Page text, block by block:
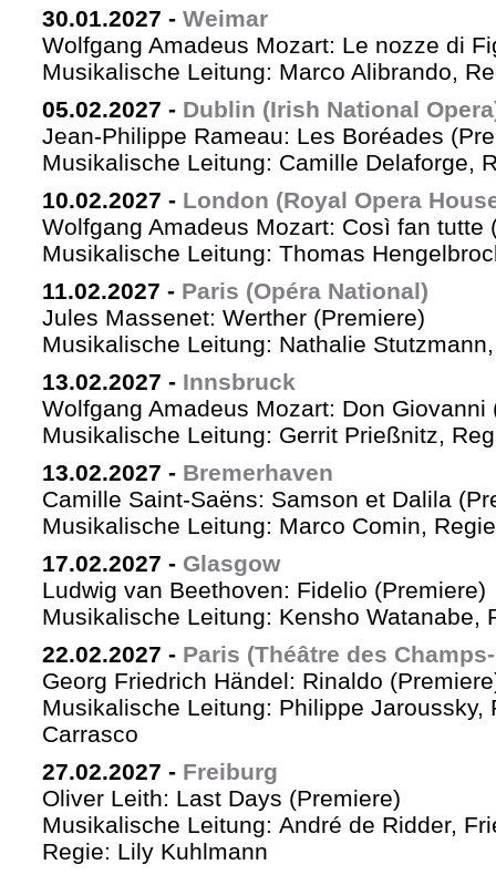
30.01.2027 - Weimar
Wolfgang Amadeus Mozart: Le nozze di
Musikalische Leitung: Marco Alibrando,
05.02.2027 - Dublin (Irish National
Jean-Philippe Rameau: Les Boréades
Musikalische Leitung: Camille Delaforge,
10.02.2027 - London (Royal Opera
Wolfgang Amadeus Mozart: Così fan tutte
Musikalische Leitung: Thomas
11.02.2027 - Paris (Opéra National)
Jules Massenet: Werther (Premiere)
Musikalische Leitung: Nathalie
13.02.2027 - Innsbruck
Wolfgang Amadeus Mozart: Don Giovanni
Musikalische Leitung: Gerrit Prießnitz,
13.02.2027 - Bremerhaven
Camille Saint-Saëns: Samson et Dalila
Musikalische Leitung: Marco Comin,
17.02.2027 - Glasgow
Ludwig van Beethoven: Fidelio (Premiere)
Musikalische Leitung: Kensho Watanabe,
22.02.2027 - Paris (Théâtre des
Georg Friedrich Händel: Rinaldo
Musikalische Leitung: Philippe Jaroussky,
Carrasco
27.02.2027 - Freiburg
Oliver Leith: Last Days (Premiere)
Musikalische Leitung: André de Ridder,
Regie: Lily Kuhlmann